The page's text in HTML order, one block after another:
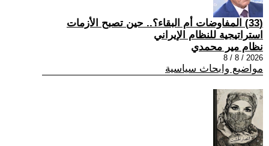
(33) المفاوضات أم البقاء؟.. حين تصبح الأزمات
استراتيجية للنظام الإيراني
نظام مير محمدي
2026 / 8 / 8
مواضيع وابحاث سياسية